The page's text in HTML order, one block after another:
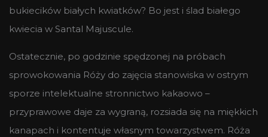
bukiecików białych kwiatków? Bo jest i ślad białego
kwiecia w Santal Majuscule.
Ostatecznie, po godzinie spędzonej na próbach
sprowokowania Róży do zajęcia stanowiska w ostrym
sporze intelektualne stronnictwo kakaowo –
przyprawowe daje za wygraną, rozsiada się na miękkich
kanapach i kontentuje własnym towarzystwem. Róża